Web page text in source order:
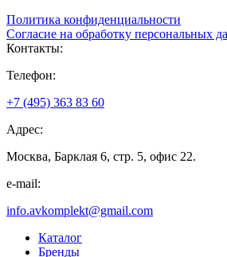
Политика конфиденциальности
Согласие на обработку персональных
Контакты:
Телефон:
+7 (495) 363 83 60
Адрес:
Москва, Барклая 6, стр. 5, офис 22.
e-mail:
info.avkomplekt@gmail.com
Каталог
Бренды